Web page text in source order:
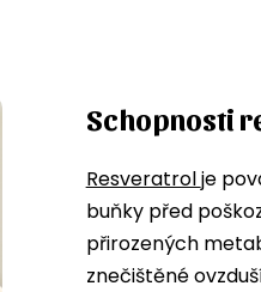
Schopnosti
Resveratrolje
buňky před
přirozených
znečištěné